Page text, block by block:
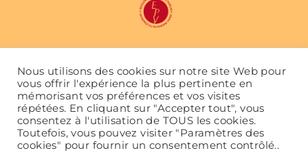
Accueil Savoir-faire
Notre entreprise
Boutons et accessoires
Packaging Projet sur mesure
Nous utilisons des cookies sur notre site Web pour
vous offrir l'expérience la plus pertinente en
mémorisant vos préférences et vos visites
répétées. En cliquant sur "Accepter tout", vous
consentez à l'utilisation de TOUS les cookies.
Toutefois, vous pouvez visiter "Paramètres des
cookies" pour fournir un consentement contrôlé..